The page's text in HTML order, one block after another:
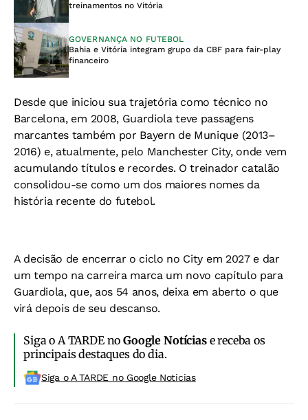
treinamentos no Vitória
GOVERNANÇA NO FUTEBOL
Bahia e Vitória integram grupo da CBF para fair-play
financeiro
Desde que iniciou sua trajetória como técnico no
Barcelona, em 2008, Guardiola teve passagens
marcantes também por Bayern de Munique (2013–
2016) e, atualmente, pelo Manchester City, onde vem
acumulando títulos e recordes. O treinador catalão
consolidou-se como um dos maiores nomes da
história recente do futebol.
A decisão de encerrar o ciclo no City em 2027 e dar
um tempo na carreira marca um novo capítulo para
Guardiola, que, aos 54 anos, deixa em aberto o que
virá depois de seu descanso.
Siga o A TARDE noGoogle Notíciase receba os
principais destaques do dia.
Siga o A TARDE no Google Noticias